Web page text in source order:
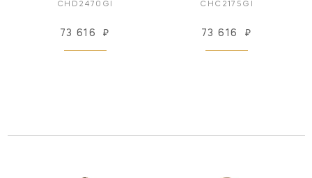
CHD2470GI
73 616 ₽
CHC2175GI
73 616 ₽